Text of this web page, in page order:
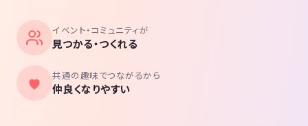
イベント・コミュニティが
見つかる・つくれる
共通の趣味でつながるから
仲良くなりやすい